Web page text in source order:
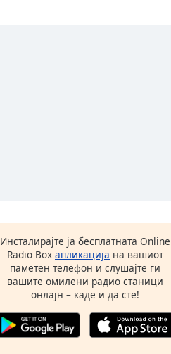
Инсталирајте ја бесплатната Online
Radio Box апликација на вашиот
паметен телефон и слушајте ги
вашите омилени радио станици
онлајн – каде и да сте!